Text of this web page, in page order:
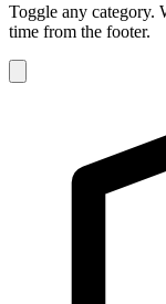
Toggle any category.
time from the footer.